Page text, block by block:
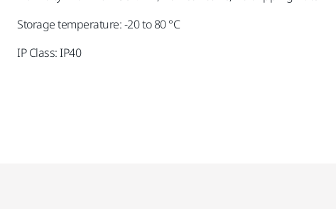
Storage temperature: -20 to 80 °C
IP Class: IP40